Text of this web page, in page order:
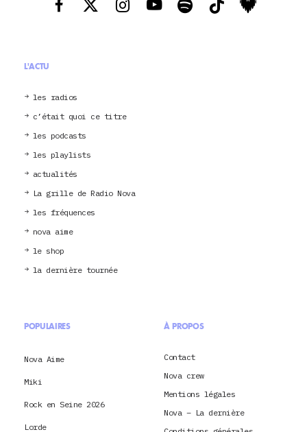
L'ACTU
les radios
c’était quoi ce titre
les podcasts
les playlists
actualités
La grille de Radio Nova
les fréquences
nova aime
le shop
la dernière tournée
POPULAIRES
Nova Aime
Miki
Rock en Seine 2026
Lorde
À PROPOS
Contact
Nova crew
Mentions légales
Nova – La dernière